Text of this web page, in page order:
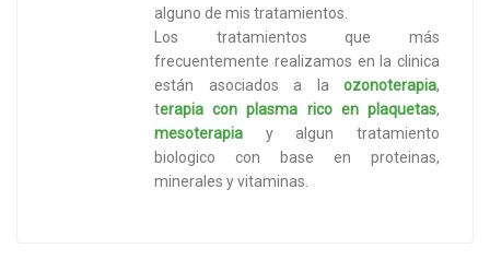
alguno de mis tratamientos.
Los tratamientos que más
frecuentemente realizamos en la clinica
están asociados a la ozonoterapia,
terapia con plasma rico en plaquetas,
mesoterapia y algun tratamiento
biologico con base en proteinas,
minerales y vitaminas.